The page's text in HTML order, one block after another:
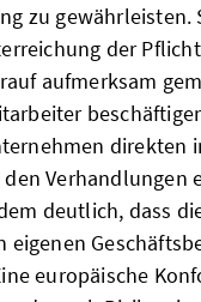
zu gewährleisten.
der
aufmerksam
direkten
deutlich, dass
europäische